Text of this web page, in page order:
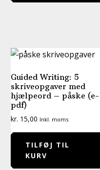
Guided Writing: 5
skriveopgaver med
hjælpeord – påske (e-
pdf)
kr. 15,00 Inkl. moms
TILFØJ TIL
KURV